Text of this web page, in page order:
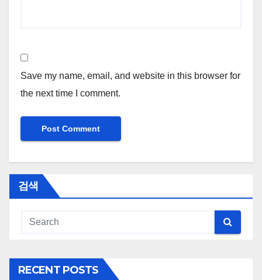
Save my name, email, and website in this browser for
the next time I comment.
검색
RECENT POSTS